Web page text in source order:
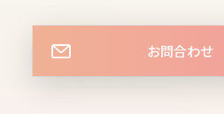
16
thu
17
お問合わせ